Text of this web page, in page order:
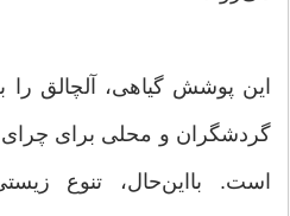
این پوشش گیاهی، آلچالق را
گردشگران و محلی برای چرای
است. بااین‌حال، تنوع